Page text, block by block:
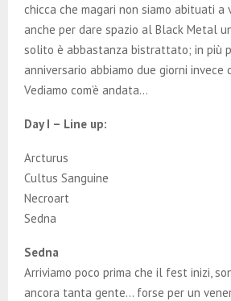
chicca che magari non siamo abituati a
anche per dare spazio al Black Metal
solito è abbastanza bistrattato; in più
anniversario abbiamo due giorni invece
Vediamo com’è andata…
Day I – Line up:
Arcturus
Cultus Sanguine
Necroart
Sedna
Sedna
Arriviamo poco prima che il fest inizi,
ancora tanta gente… forse per un